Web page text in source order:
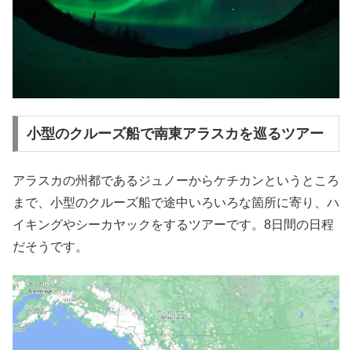
小型のクルーズ船で南東アラスカを巡るツアー
アラスカの州都であるジュノーからケチカンというところ
まで、小型のクルーズ船で途中いろいろな箇所に寄り、ハ
イキングやシーカヤックをするツアーです。8日間の日程
だそうです。